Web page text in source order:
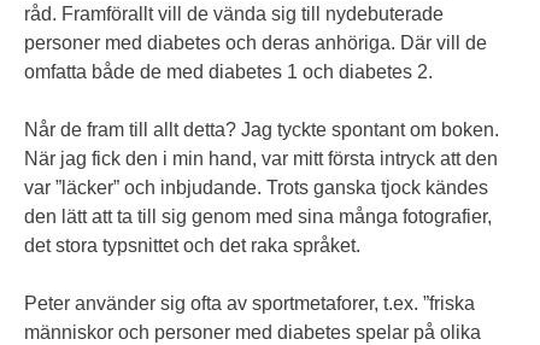
råd. Framförallt vill de vända sig till nydebuterade
personer med diabetes och deras anhöriga. Där vill de
omfatta både de med diabetes 1 och diabetes 2.
Når de fram till allt detta? Jag tyckte spontant om boken.
När jag fick den i min hand, var mitt första intryck att den
var ”läcker” och inbjudande. Trots ganska tjock kändes
den lätt att ta till sig genom med sina många fotografier,
det stora typsnittet och det raka språket.
Peter använder sig ofta av sportmetaforer, t.ex. ”friska
människor och personer med diabetes spelar på olika